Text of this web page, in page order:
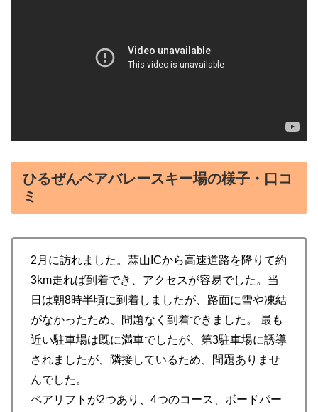
ひるぜんベアバレースキー場の様子・口コ
ミ
2月に訪れました。蒜山ICから高速道路を降りて約
3km走れば到着でき、アクセスが容易でした。当
日は朝8時半頃に到着しましたが、路面に雪や凍結
がなかったため、問題なく到着できました。 最も
近い駐車場は既に満車でしたが、第3駐車場に誘導
されましたが、隣接しているため、問題ありませ
んでした。
ペアリフトが2つあり、4つのコース、ボードパー